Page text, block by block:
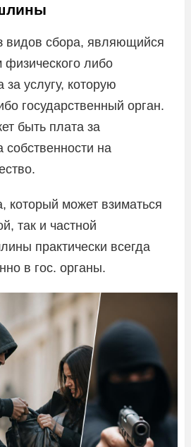
видов сбора, являющийся
либо
услугу, которую
государственный орган.
быть плата за
собственности на
который может взиматься
так и частной
практически всегда
в гос. органы.